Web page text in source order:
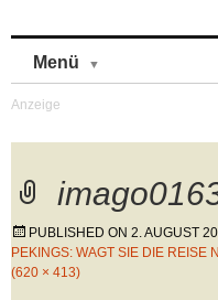
Menü
PUBLISHED ON 2. AUGUST
PEKINGS: WAGT SIE DIE REISE
(620 × 413)